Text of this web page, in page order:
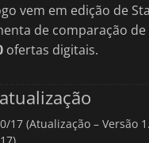
vem em edição de
de comparação
ofertas digitais.
17 (Atualização – Versão